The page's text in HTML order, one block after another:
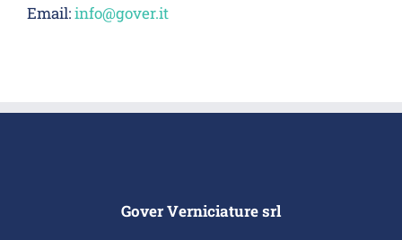
Email:info@gover.it
Gover Verniciature srl